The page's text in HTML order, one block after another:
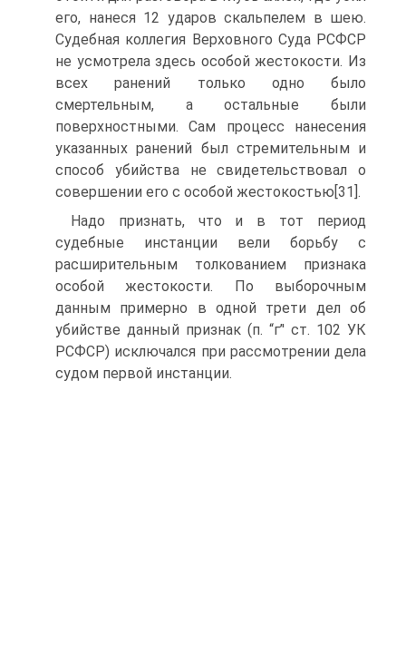
его, нанеся 12 ударов скальпелем в шею.
Судебная коллегия Верховного Суда РСФСР
не усмотрела здесь особой жестокости. Из
всех ранений только одно было
смертельным, а остальные были
поверхностными. Сам процесс нанесения
указанных ранений был стремительным и
способ убийства не свидетельствовал о
совершении его с особой жестокостью[31].
Надо признать, что и в тот период
судебные инстанции вели борьбу с
расширительным толкованием признака
особой жестокости. По выборочным
данным примерно в одной трети дел об
убийстве данный признак (п. “г’' ст. 102 УК
РСФСР) исключался при рассмотрении дела
судом первой инстанции.